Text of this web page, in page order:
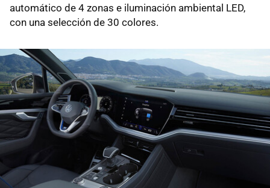
automático de 4 zonas e iluminación ambiental LED,
con una selección de 30 colores.